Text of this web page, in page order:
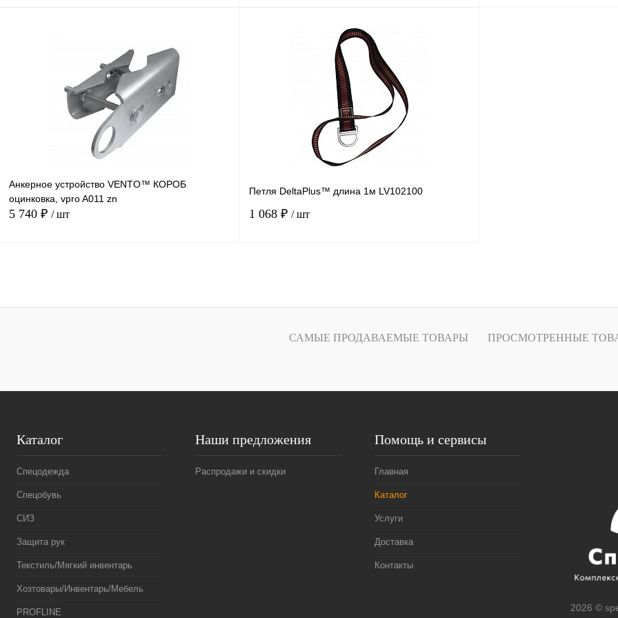
Купить в
В избранное
Купить в
В избранное
Анкерное устройство VENTO™ КОРОБ
оцинковка, vpro A011 zn
5 740 ₽ / шт
Купить в
Сравнение
Петля DeltaPlus™ длина 1м LV102100
1 068 ₽ / шт
Купить в
Сравнение
В избранное Под заказ
САМЫЕ ПРОДАВАЕМЫЕ ТОВАРЫ ПРОСМОТРЕННЫЕ
Каталог
Спецодежда
Спецобувь
СИЗ
Защита рук
Текстиль/Мягкий инвентарь
Хозтовары/Инвентарь/Мебель
PROFLINE
Наши предложения
Распродажи и скидки
Помощь и сервисы
Главная
Каталог
Услуги
Доставка
Контакты
2026 ©